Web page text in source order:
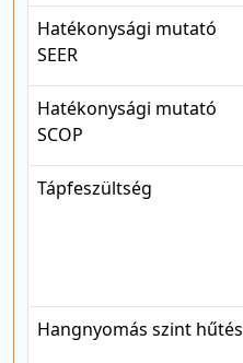
Hatékonysági mutató
SEER
Hatékonysági mutató
SCOP
Tápfeszültség
Hangnyomás szint hűtés